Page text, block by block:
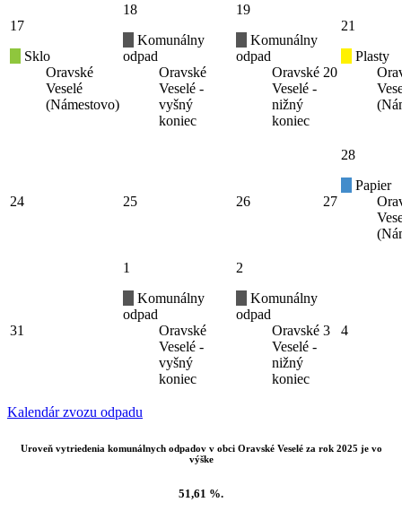
17
Sklo
Oravské
Veselé
(Námestovo)
18
Komunálny
odpad
Oravské
Veselé -
vyšný
koniec
19
Komunálny
odpad
Oravské
Veselé -
nižný
koniec
20
21
Plasty
24 25 26 27
28
Papier
31
1
Komunálny
odpad
Oravské
Veselé -
vyšný
koniec
2
Komunálny
odpad
Oravské
Veselé -
nižný
koniec
3 4
Kalendár zvozu odpadu
Uroveň vytriedenia komunálnych odpadov v obci Oravské Veselé za rok 2025 je vo
výške
51,61 %.